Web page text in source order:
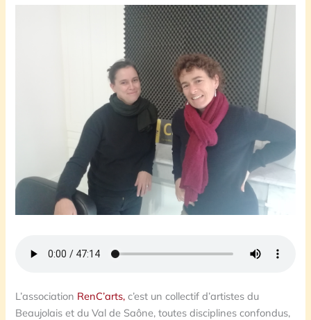
L’association RenC’arts, c’est un collectif d’artistes du
Beaujolais et du Val de Saône, toutes disciplines confondus,